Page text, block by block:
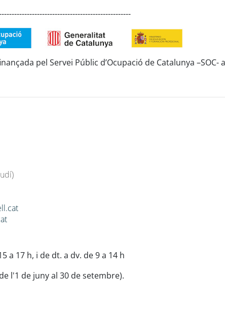
pel Servei Públic d’Ocupació de Catalunya
a 17 h, i de dt. a dv. de 9 a 14 h
l'1 de juny al 30 de setembre).